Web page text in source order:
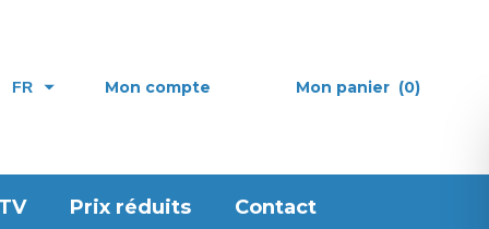
FR Mon compte Mon panier (0)
Prix réduits Contact